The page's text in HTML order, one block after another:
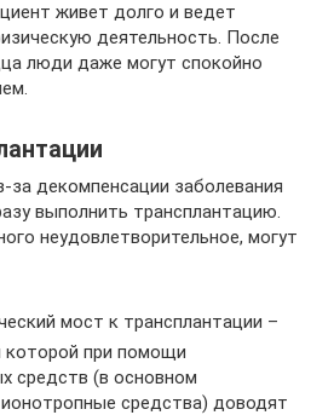
живет долго и ведет
деятельность. После
люди даже могут спокойно
за декомпенсации заболевания
выполнить трансплантацию.
неудовлетворительное, могут
мост к трансплантации –
которой при помощи
средств (в основном
средства) доводят